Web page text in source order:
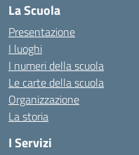
La Scuola
Presentazione
I luoghi
I numeri della scuola
Le carte della scuola
Organizzazione
La storia
I Servizi